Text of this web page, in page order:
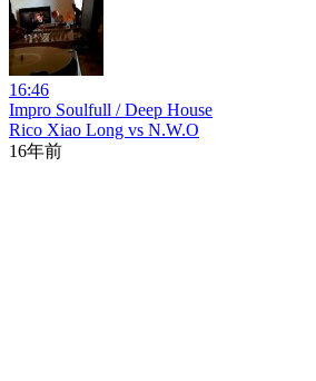
16:46
Impro Soulfull / Deep House
Rico Xiao Long vs N.W.O
16年前